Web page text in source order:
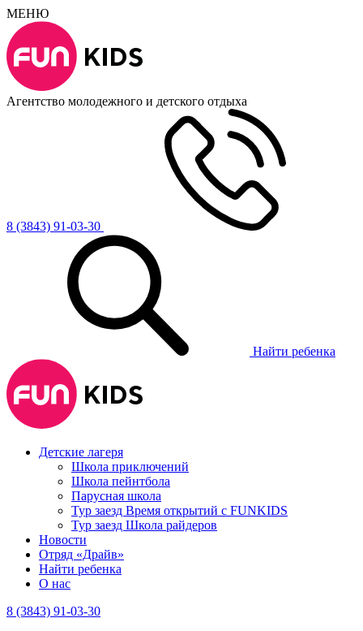
МЕНЮ
Агентство молодежного и детского отдыха
8 (3843) 91-03-30
Найти ребенка
Детские лагеря
Школа приключений
Школа пейнтбола
Парусная школа
Тур заезд Время открытий с FUNKIDS
Тур заезд Школа райдеров
Новости
Отряд «Драйв»
Найти ребенка
О нас
8 (3843) 91-03-30